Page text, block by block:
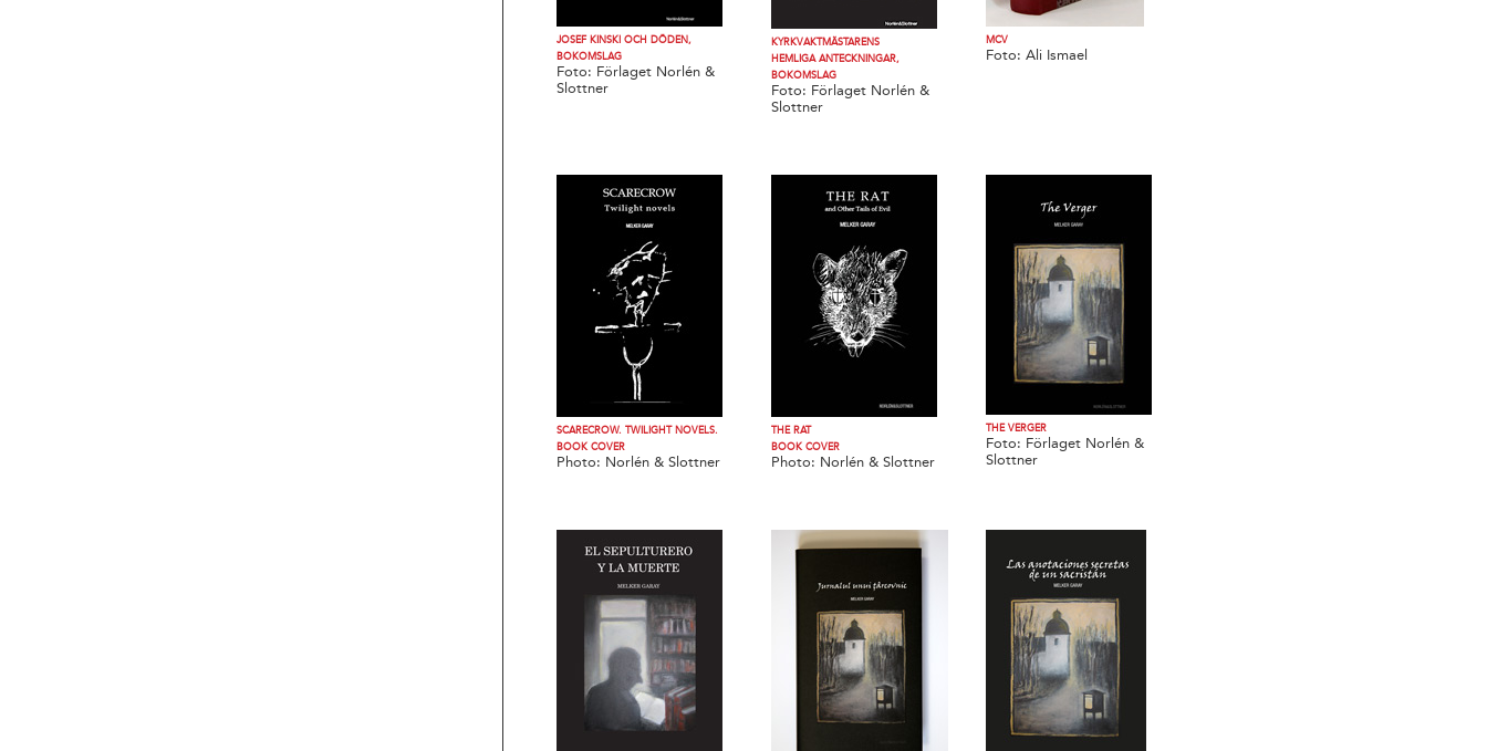
JOSEF KINSKI OCH DÖDEN,
BOKOMSLAG
Foto: Förlaget Norlén &
Slottner
KYRKVAKTMÄSTARENS
HEMLIGA ANTECKNINGAR,
BOKOMSLAG
Foto: Förlaget Norlén &
Slottner
MCV
Foto: Ali Ismael
SCARECROW. TWILIGHT NOVELS.
BOOK COVER
Photo: Norlén & Slottner
THE RAT
BOOK COVER
Photo: Norlén & Slottner
THE VERGER
Foto: Förlaget Norlén &
Slottner